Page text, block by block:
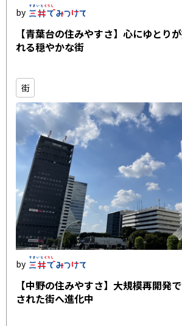
【青葉台の住みやすさ】心にゆとり
れる穏やかな街
街
【中野の住みやすさ】大規模再開発
された街へ進化中